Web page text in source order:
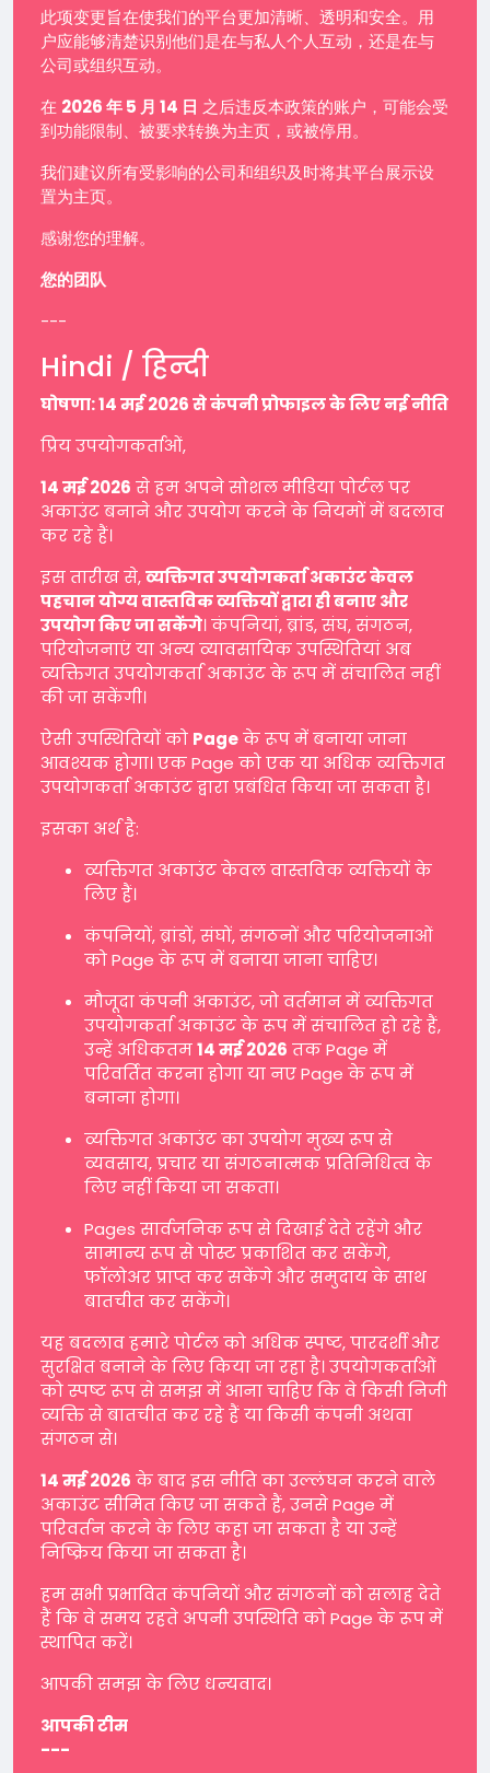
此项变更旨在使我们的平台更加清晰、透明和安全。用
户应能够清楚识别他们是在与私人个人互动，还是在与
公司或组织互动。
在 2026 年 5 月 14 日 之后违反本政策的账户，可能会受
到功能限制、被要求转换为主页，或被停用。
我们建议所有受影响的公司和组织及时将其平台展示设
置为主页。
感谢您的理解。
您的团队
---
Hindi / हिन्दी
घोषणा: 14 मई 2026 से कंपनी प्रोफाइल के लिए नई नीति
प्रिय उपयोगकर्ताओं,
14 मई 2026 से हम अपने सोशल मीडिया पोर्टल पर
अकाउंट बनाने और उपयोग करने के नियमों में बदलाव
कर रहे हैं।
इस तारीख से,व्यक्तिगत उपयोगकर्ता अकाउंट केवल
पहचान योग्य वास्तविक व्यक्तियों द्वारा ही बनाए और
उपयोग किए जा सकेंगे। कंपनियां, ब्रांड, संघ, संगठन,
परियोजनाएं या अन्य व्यावसायिक उपस्थितियां अब
व्यक्तिगत उपयोगकर्ता अकाउंट के रूप में संचालित नहीं
की जा सकेंगी।
ऐसी उपस्थितियों को Pageके रूप में बनाया जाना
आवश्यक होगा। एक Page को एक या अधिक व्यक्तिगत
उपयोगकर्ता अकाउंट द्वारा प्रबंधित किया जा सकता है।
इसका अर्थ है:
व्यक्तिगत अकाउंट केवल वास्तविक व्यक्तियों के
लिए हैं।
कंपनियों, ब्रांडों, संघों, संगठनों और परियोजनाओं
को Page के रूप में बनाया जाना चाहिए।
मौजूदा कंपनी अकाउंट, जो वर्तमान में व्यक्तिगत
उपयोगकर्ता अकाउंट के रूप में संचालित हो रहे हैं,
उन्हें अधिकतम14 मई 2026 तक Page में
परिवर्तित करना होगा या नए Page के रूप में
बनाना होगा।
व्यक्तिगत अकाउंट का उपयोग मुख्य रूप से
व्यवसाय, प्रचार या संगठनात्मक प्रतिनिधित्व के
लिए नहीं किया जा सकता।
Pages सार्वजनिक रूप से दिखाई देते रहेंगे और
सामान्य रूप से पोस्ट प्रकाशित कर सकेंगे,
फॉलोअर प्राप्त कर सकेंगे और समुदाय के साथ
बातचीत कर सकेंगे।
यह बदलाव हमारे पोर्टल को अधिक स्पष्ट, पारदर्शी और
सुरक्षित बनाने के लिए किया जा रहा है। उपयोगकर्ताओं
को स्पष्ट रूप से समझ में आना चाहिए कि वे किसी निजी
व्यक्ति से बातचीत कर रहे हैं या किसी कंपनी अथवा
संगठन से।
14 मई 2026 के बाद इस नीति का उल्लंघन करने वाले
अकाउंट सीमित किए जा सकते हैं, उनसे Page में
परिवर्तन करने के लिए कहा जा सकता है या उन्हें
निष्क्रिय किया जा सकता है।
हम सभी प्रभावित कंपनियों और संगठनों को सलाह देते
हैं कि वे समय रहते अपनी उपस्थिति को Page के रूप में
स्थापित करें।
आपकी समझ के लिए धन्यवाद।
आपकी टीम
---